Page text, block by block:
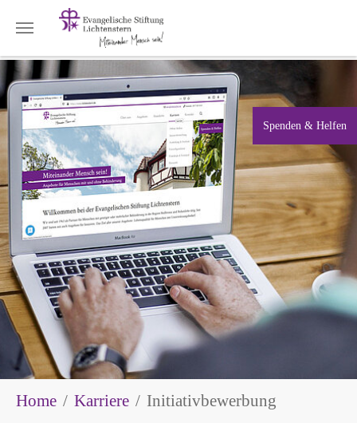
Zum Hauptinhalt springen
Spenden & Helfen
Home Karriere Initiativbewerbung